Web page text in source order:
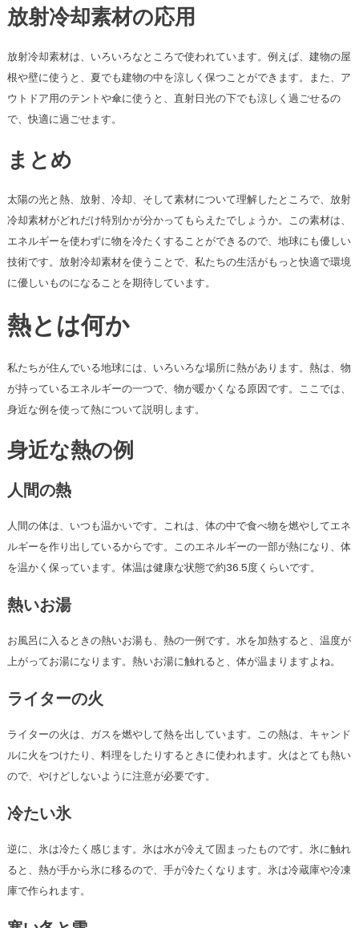
放射冷却素材の応用
放射冷却素材は、いろいろなところで使われています。例えば、建物の屋
根や壁に使うと、夏でも建物の中を涼しく保つことができます。また、ア
ウトドア用のテントや傘に使うと、直射日光の下でも涼しく過ごせるの
で、快適に過ごせます。
まとめ
太陽の光と熱、放射、冷却、そして素材について理解したところで、放射
冷却素材がどれだけ特別かが分かってもらえたでしょうか。この素材は、
エネルギーを使わずに物を冷たくすることができるので、地球にも優しい
技術です。放射冷却素材を使うことで、私たちの生活がもっと快適で環境
に優しいものになることを期待しています。
熱とは何か
私たちが住んでいる地球には、いろいろな場所に熱があります。熱は、物
が持っているエネルギーの一つで、物が暖かくなる原因です。ここでは、
身近な例を使って熱について説明します。
身近な熱の例
人間の熱
人間の体は、いつも温かいです。これは、体の中で食べ物を燃やしてエネ
ルギーを作り出しているからです。このエネルギーの一部が熱になり、体
を温かく保っています。体温は健康な状態で約36.5度くらいです。
熱いお湯
お風呂に入るときの熱いお湯も、熱の一例です。水を加熱すると、温度が
上がってお湯になります。熱いお湯に触れると、体が温まりますよね。
ライターの火
ライターの火は、ガスを燃やして熱を出しています。この熱は、キャンド
ルに火をつけたり、料理をしたりするときに使われます。火はとても熱い
ので、やけどしないように注意が必要です。
冷たい氷
逆に、氷は冷たく感じます。氷は水が冷えて固まったものです。氷に触れ
ると、熱が手から氷に移るので、手が冷たくなります。氷は冷蔵庫や冷凍
庫で作られます。